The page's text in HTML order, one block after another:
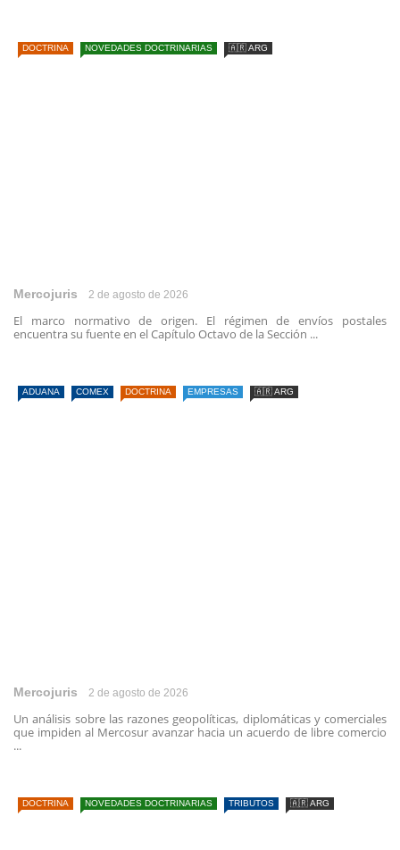
DOCTRINA NOVEDADES DOCTRINARIAS 🇦🇷 ARG
Mercojuris 2 de agosto de 2026
El marco normativo de origen. El régimen de envíos postales
encuentra su fuente en el Capítulo Octavo de la Sección ...
ADUANA COMEX DOCTRINA EMPRESAS 🇦🇷 ARG
Mercojuris 2 de agosto de 2026
Un análisis sobre las razones geopolíticas, diplomáticas y comerciales
que impiden al Mercosur avanzar hacia un acuerdo de libre comercio
...
DOCTRINA NOVEDADES DOCTRINARIAS TRIBUTOS 🇦🇷 ARG